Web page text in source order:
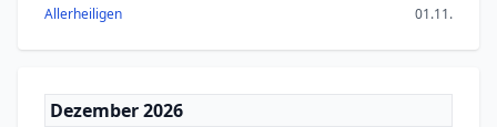
Allerheiligen 01.11.
Dezember 2026